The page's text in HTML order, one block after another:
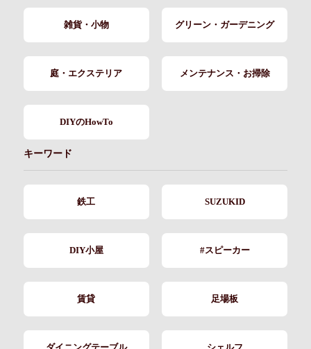
雑貨・小物 グリーン・ガーデニング
庭・エクステリア メンテナンス・お掃除
DIYのHowTo
キーワード
鉄工 SUZUKID
DIY小屋 #スピーカー
賃貸 足場板